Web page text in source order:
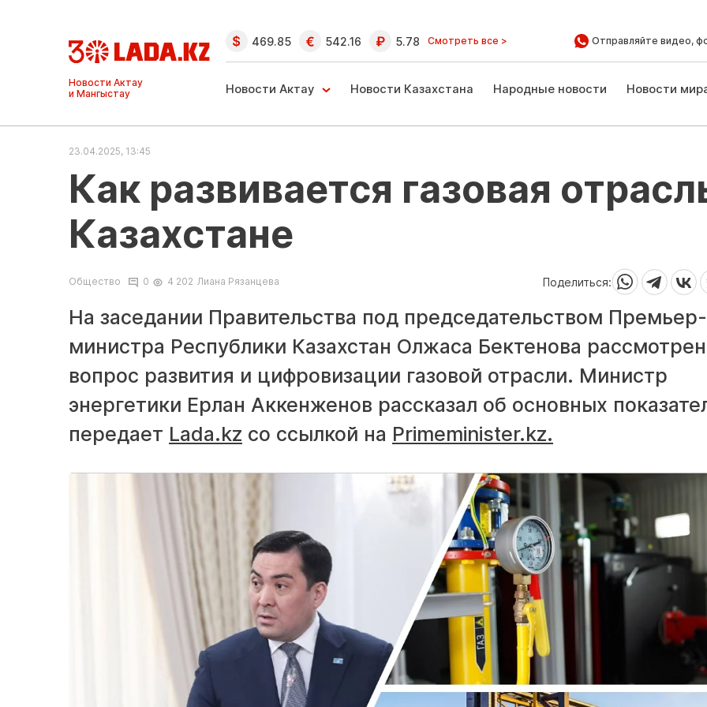
Ақтау және
Манғыстау
жаңалықтары
469.85 542.16 5.78 Смотреть все > Отправляйте видео,
Новости Актау Новости Казахстана Народные новости Новости
23.04.2025, 13:45
Как развивается газовая
Казахстане
Общество 0 4 202 Лиана Рязанцева Поделиться:
На заседании Правительства под председательством Премьер-
министра Республики Казахстан Олжаса Бектенова рассмотрен
вопрос развития и цифровизации газовой отрасли. Министр
энергетики Ерлан Аккенженов рассказал об основных
передает Lada.kz со ссылкой на Primeminister.kz.